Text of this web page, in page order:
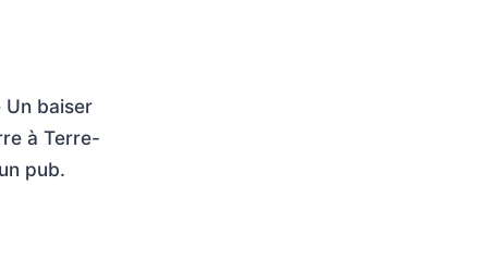
Un baiser
à Terre-
pub.